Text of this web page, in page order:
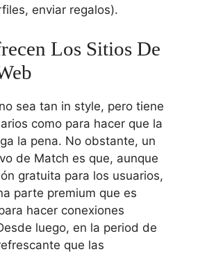
enviar regalos).
Los Sitios De
sea tan in style, pero tiene
como para hacer que la
la pena. No obstante, un
de Match es que, aunque
gratuita para los usuarios,
parte premium que es
hacer conexiones
luego, en la period de
que las